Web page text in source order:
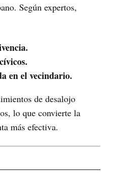
Según expertos,
en el vecindario.
de desalojo
lo que convierte la
más efectiva.